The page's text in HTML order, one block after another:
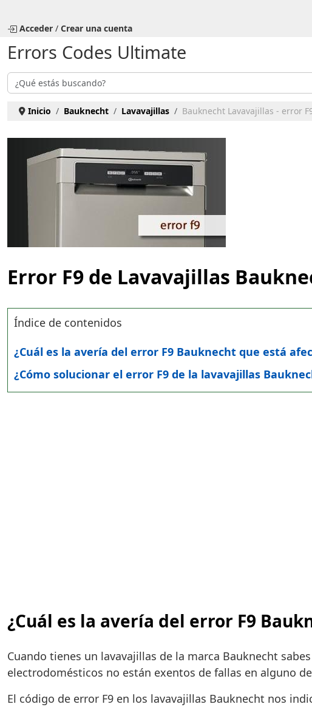
Acceder / Crear una cuenta
Errors Codes Ultimate
Buscar
Inicio Bauknecht Lavavajillas Bauknecht Lavavajillas - error
Error F9 de Lavavajillas
Índice de contenidos
¿Cuál es la avería del error F9 Bauknecht que está
¿Cómo solucionar el error F9 de la lavavajillas
¿Cuál es la avería del error F9
Cuando tienes un lavavajillas de la marca Bauknecht
electrodomésticos no están exentos de fallas en alguno
El código de error F9 en los lavavajillas Bauknecht nos